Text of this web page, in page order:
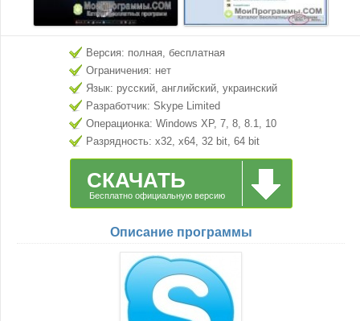
Версия: полная, бесплатная
Ограничения: нет
Язык: русский, английский, украинский
Разработчик: Skype Limited
Операционка: Windows XP, 7, 8, 8.1, 10
Разрядность: x32, x64, 32 bit, 64 bit
СКАЧАТЬ
Бесплатно официальную версию
Описание программы